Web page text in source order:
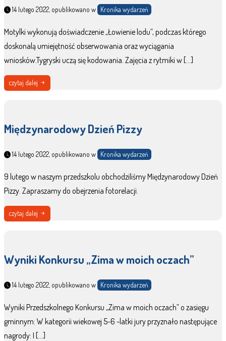
14 lutego 2022, opublikowano w Kronika wydarzeń
Motylki wykonują doświadczenie „Łowienie lodu”, podczas którego
doskonalą umiejętność obserwowania oraz wyciągania
wniosków.Tygryski uczą się kodowania. Zajęcia z rytmiki w […]
czytaj dalej
Międzynarodowy Dzień Pizzy
14 lutego 2022, opublikowano w Kronika wydarzeń
9 lutego w naszym przedszkolu obchodziliśmy Międzynarodowy Dzień
Pizzy. Zapraszamy do obejrzenia fotorelacji.
czytaj dalej
Wyniki Konkursu „Zima w moich oczach”
14 lutego 2022, opublikowano w Kronika wydarzeń
Wyniki Przedszkolnego Konkursu „Zima w moich oczach” o zasięgu
gminnym: W kategorii wiekowej 5-6 -latki jury przyznało następujące
nagrody: I […]